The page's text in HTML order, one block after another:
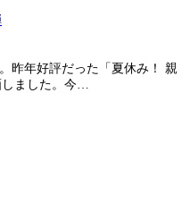
昨年好評だった「夏休み！ 親
ました。今…